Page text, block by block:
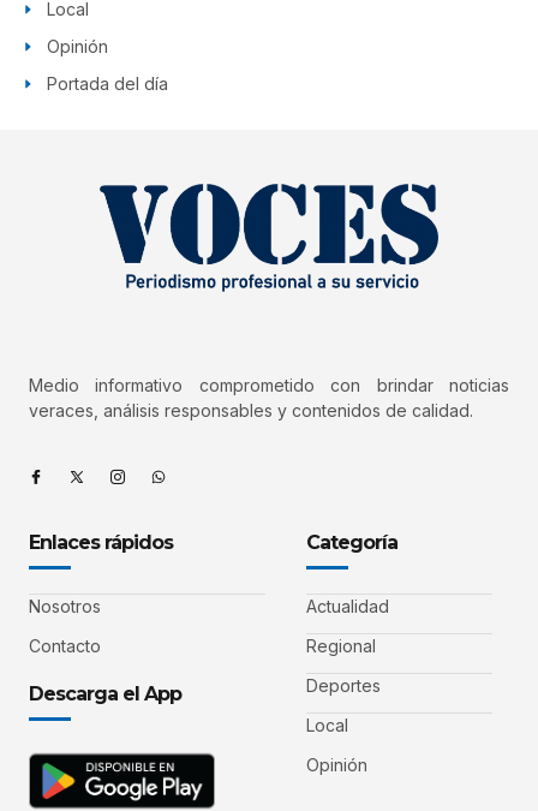
Local
Opinión
Portada del día
Medio informativo comprometido con brindar noticias
veraces, análisis responsables y contenidos de calidad.
Enlaces rápidos
Nosotros
Contacto
Descarga el App
Categoría
Actualidad
Regional
Deportes
Local
Opinión